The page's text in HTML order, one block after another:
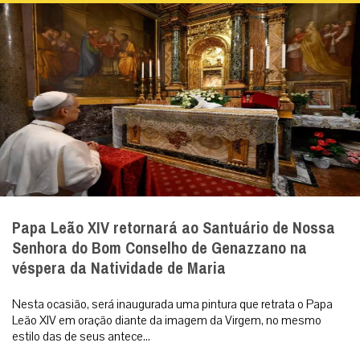
Papa Leão XIV retornará ao Santuário de Nossa
Senhora do Bom Conselho de Genazzano na
véspera da Natividade de Maria
Nesta ocasião, será inaugurada uma pintura que retrata o Papa
Leão XIV em oração diante da imagem da Virgem, no mesmo
estilo das de seus antece...